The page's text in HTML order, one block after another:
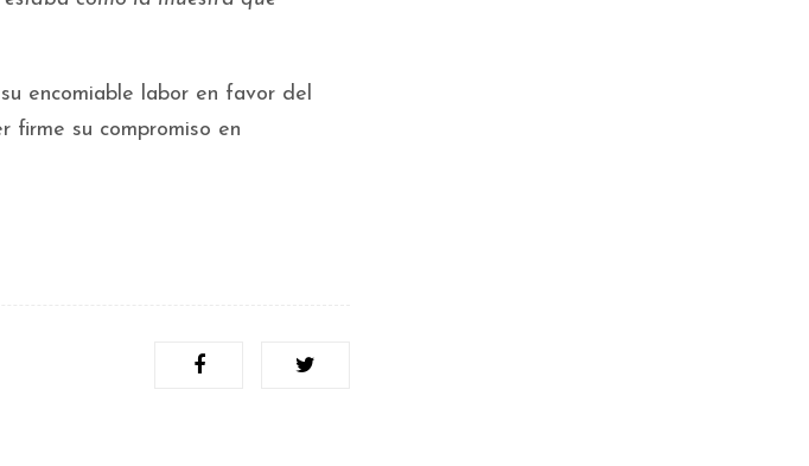
encomiable labor en favor del
firme su compromiso en